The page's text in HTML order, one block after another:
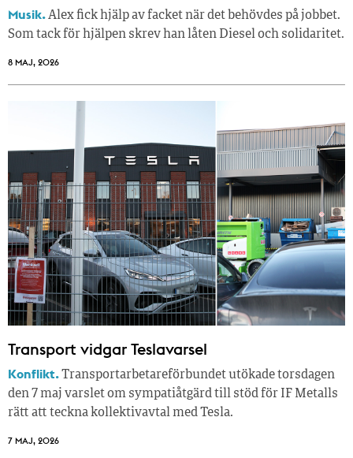
Musik.Alex fick hjälp av facket när det behövdes på jobbet.
Som tack för hjälpen skrev han låten Diesel och solidaritet.
8 MAJ, 2026
Transport vidgar Teslavarsel
Konflikt.Transportarbetareförbundet utökade torsdagen
den 7 maj varslet om sympatiåtgärd till stöd för IF Metalls
rätt att teckna kollektivavtal med Tesla.
7 MAJ, 2026